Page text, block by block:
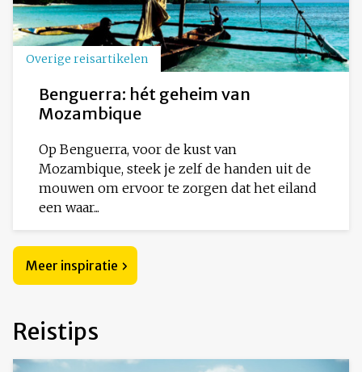
Overige reisartikelen
Benguerra: hét geheim van
Mozambique
Op Benguerra, voor de kust van
Mozambique, steek je zelf de handen uit de
mouwen om ervoor te zorgen dat het eiland
een waar...
Meer inspiratie
Reistips